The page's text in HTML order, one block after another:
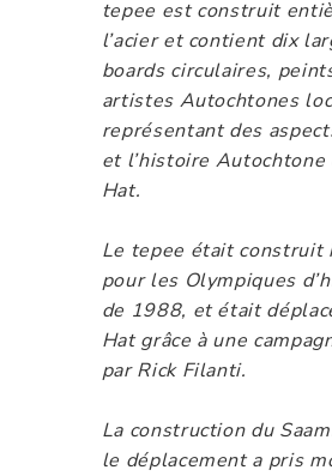
tepee est construit
l’acier et contient dix
boards circulaires,
artistes Autochtones
représentant des
et l’histoire Autochtone
Hat.
Le tepee était construit
pour les Olympiques
de 1988, et était
Hat grâce à une
par Rick Filanti.
La construction du
le déplacement a pris